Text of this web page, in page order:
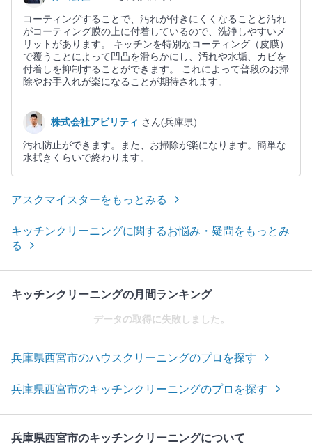
コーティングすることで、汚れが付きにくくなることと汚れ
がコーティング膜の上に付着しているので、洗浄しやすいメ
リットがあります。 キッチンを特別なコーティング（皮膜）
で覆うことによって凹凸を滑らかにし、汚れや水垢、カビを
付着しを抑制することができます。 これによって普段のお掃
除やお手入れが楽になることが期待されます。
株式会社アビリティ さん(兵庫県)
汚れ防止ができます。また、お掃除が楽になります。簡単な
水拭きくらいで終わります。
アスクマイスターをもっとみる
キッチンクリーニングに関するお悩み・疑問をもっとみ
る
キッチンクリーニングの月間ランキング
データの取得に失敗しました。
兵庫県西宮市のハウスクリーニングのプロを探す
兵庫県西宮市のキッチンクリーニングのプロを探す
兵庫県西宮市のキッチンクリーニングについて